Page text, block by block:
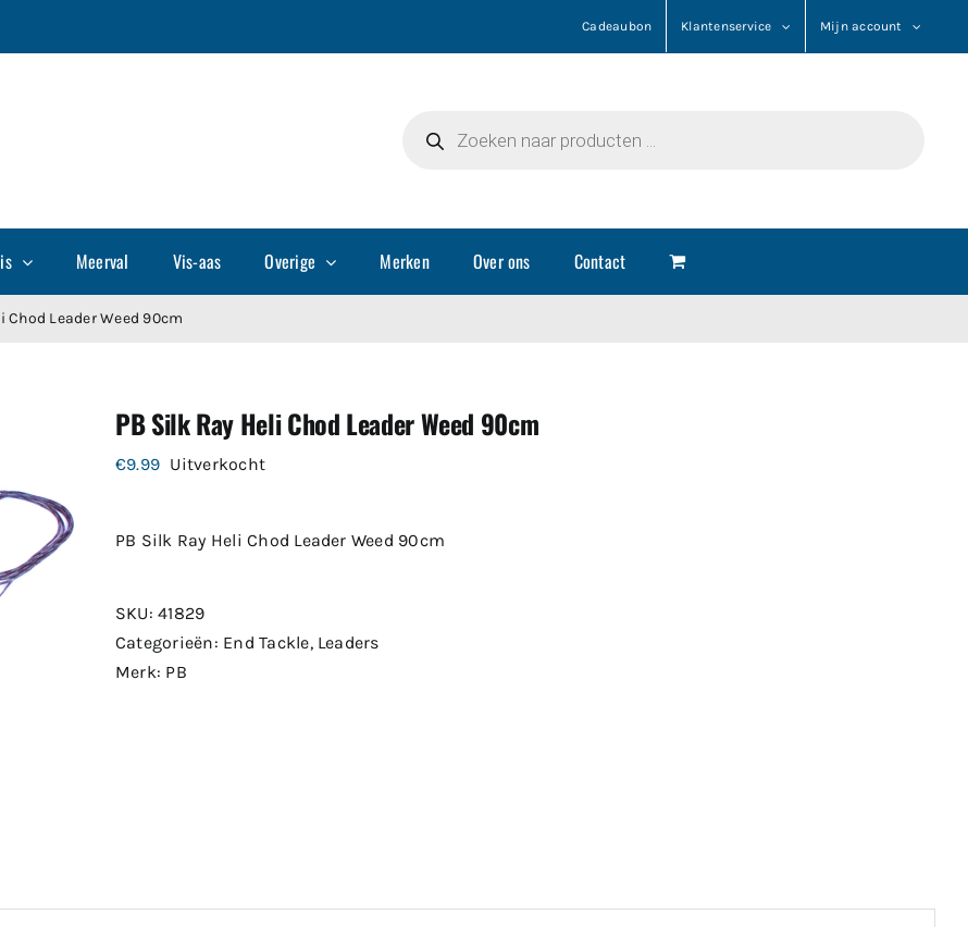
Cadeaubon Klantenservice Mijn account
zoeken
Meerval Vis-aas Overige Merken Over ons Contact
Chod Leader Weed 90cm
PB Silk Ray Heli Chod Leader Weed 90cm
€9.99 Uitverkocht
PB Silk Ray Heli Chod Leader Weed 90cm
SKU:41829
Categorieën: End Tackle, Leaders
Merk: PB